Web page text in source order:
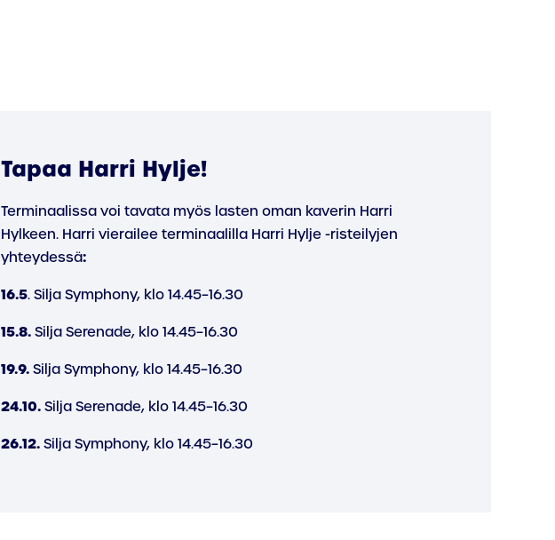
Tapaa Harri Hylje!
Terminaalissa voi tavata myös lasten oman kaverin Harri
Hylkeen. Harri vierailee terminaalilla Harri Hylje -risteilyjen
yhteydessä:
16.5. Silja Symphony, klo 14.45–16.30
15.8. Silja Serenade, klo 14.45–16.30
19.9. Silja Symphony, klo 14.45–16.30
24.10. Silja Serenade, klo 14.45–16.30
26.12. Silja Symphony, klo 14.45–16.30